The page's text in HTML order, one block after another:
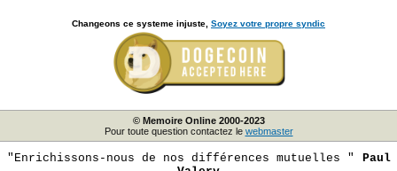
Changeons ce systeme injuste, Soyez votre propre syndic
© Memoire Online 2000-2023
Pour toute question contactez le webmaster
"Enrichissons-nous de nos différences mutuelles "
Paul